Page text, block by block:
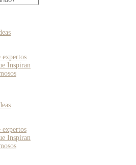
expertos
Inspiran
expertos
Inspiran